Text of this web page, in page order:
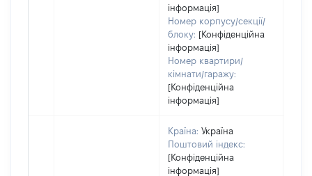
інформація]
Номер корпусу/секції/
блоку: [Конфіденційна
інформація]
Номер квартири/
кімнати/гаражу:
[Конфіденційна
інформація]
Країна: Україна
Поштовий індекс:
[Конфіденційна
інформація]